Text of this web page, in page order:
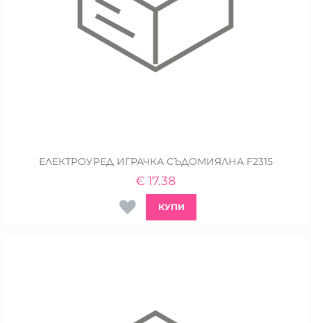
ЕЛЕКТРОУРЕД ИГРАЧКА СЪДОМИЯЛНА F2315
17.38
€
КУПИ